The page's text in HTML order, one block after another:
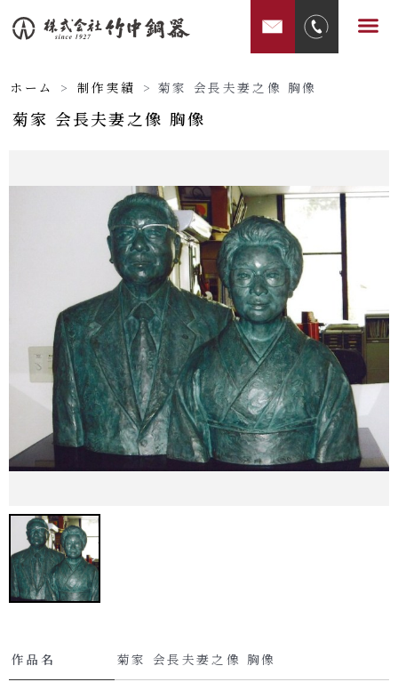
容
ス
キ
メ
ホーム > 制作実績 > 菊家 会長夫妻之像 胸像
菊家 会長夫妻之像 胸像
作品名 菊家 会長夫妻之像 胸像